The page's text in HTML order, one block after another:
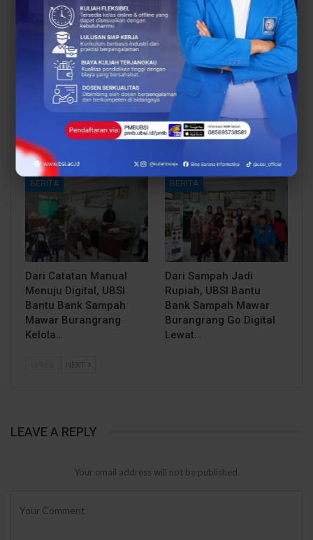
BERITA
Papers ICAISD 2026,
Dorong Riset Teknologi
dan Keamanan Siber…
BERITA
Siap Kuliah Berkualitas?
UBSI Cengkareng Gelar
Open Booth Spesial
BERITA
Dari Catatan Manual
Menuju Digital, UBSI
Bantu Bank Sampah
Mawar Burangrang
Kelola…
BERITA
Dari Sampah Jadi
Rupiah, UBSI Bantu
Bank Sampah Mawar
Burangrang Go Digital
Lewat…
NEXT
LEAVE A REPLY
Your email address will not be published.